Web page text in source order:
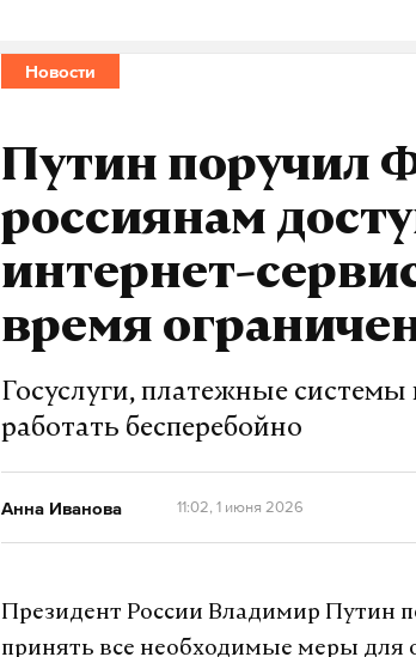
Новости
Путин поручил
россиянам
интернет-
время
Госуслуги, платежные
работать бесперебойно
Анна Иванова 11:02, 1 июня 2026
Президент России Владимир Путин
принять все необходимые меры для